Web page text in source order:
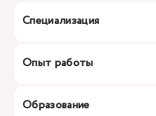
Специализация
Опыт работы
Образование